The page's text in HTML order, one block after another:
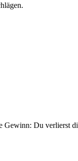
Gewinn: Du verlierst